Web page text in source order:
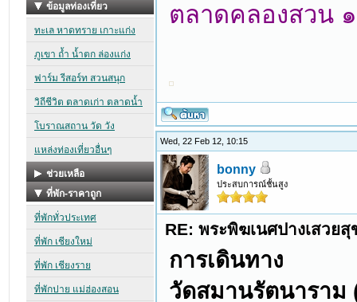
ตลาดคลองสวน
Wed, 22 Feb 12, 10:15
bonny
ประสบการณ์ชั้นสูง
RE: พระพิฆเนศปางเสวย
การเดินทาง
วัดสมานรัตนาราม